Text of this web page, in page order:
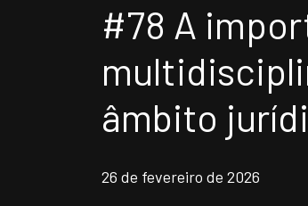
Entregas e Soluções
Prêmios/Reconhecimentos
#78 A
âmbito
26 de fevereiro de 2026